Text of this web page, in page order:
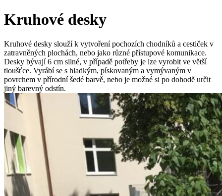
Kruhové desky
Kruhové desky slouží k vytvoření pochozích chodníků a cestiček v
zatravněných plochách, nebo jako různé přístupové komunikace.
Desky bývají 6 cm silné, v případě potřeby je lze vyrobit ve větší
tloušťce. Vyrábí se s hladkým, pískovaným a vymývaným v
povrchem v přírodní šedé barvě, nebo je možné si po dohodě určit
jiný barevný odstín.